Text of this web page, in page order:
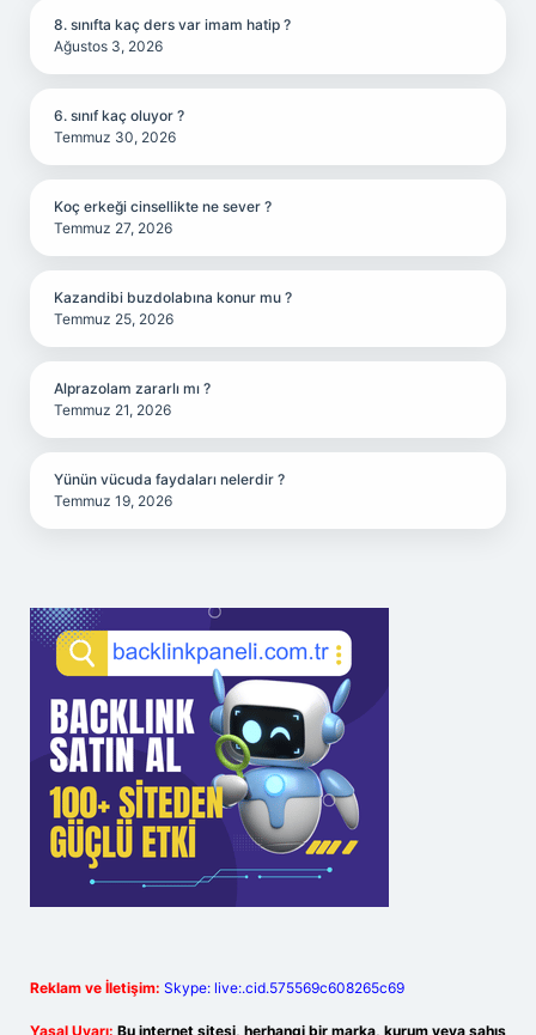
8. sınıfta kaç ders var imam hatip ?
Ağustos 3, 2026
6. sınıf kaç oluyor ?
Temmuz 30, 2026
Koç erkeği cinsellikte ne sever ?
Temmuz 27, 2026
Kazandibi buzdolabına konur mu ?
Temmuz 25, 2026
Alprazolam zararlı mı ?
Temmuz 21, 2026
Yünün vücuda faydaları nelerdir ?
Temmuz 19, 2026
Reklam ve İletişim: Skype: live:.cid.575569c608265c69
Yasal Uyarı: Bu internet sitesi, herhangi bir marka, kurum veya şahıs